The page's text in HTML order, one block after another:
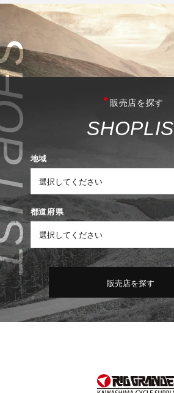
販売店を探す
SHOPLIS
地域
都道府県
販売店を探す